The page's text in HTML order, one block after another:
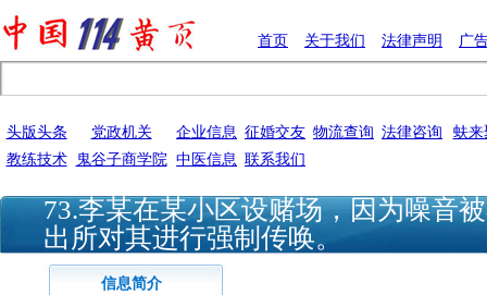
首页 关于我们 法律声明 广
头版头条 党政机关 企业信息 征婚交友 物流查询 法律咨询
蚨来
教练技术
鬼谷子商学院 中医信息 联系我们
73.李某在某小区设赌场，因为噪音
出所对其进行强制传唤。
信息简介